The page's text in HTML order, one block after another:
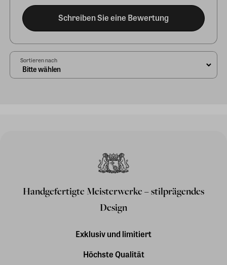
Schreiben Sie eine Bewertung
Sortieren nach
Handgefertigte Meisterwerke – stilprägendes
Design
Exklusiv und limitiert
Höchste Qualität